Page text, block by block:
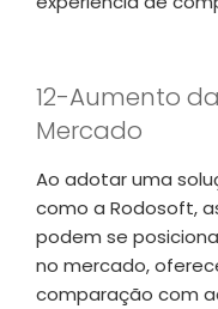
12-Aumento
Mercado
Ao adotar uma
como a Rodosoft,
podem se
no mercado,
comparação com